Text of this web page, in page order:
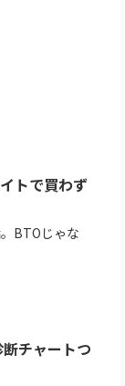
トで買わず
BTOじゃな
チャートつ